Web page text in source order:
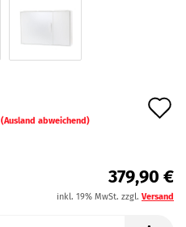
(Ausland abweichend)
379,90 €
inkl. 19% MwSt. zzgl. Versand